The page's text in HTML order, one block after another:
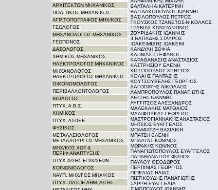
ΑΡΧITΕΚΤΩΝ ΜΗΧΑΝΙΚΟΣ
ΠΟΛΙΤΙΚΟΣ ΜΗΧΑΝΙΚΟΣ
ΑΓΡ.ΤΟΠΟΓΡΑΦΟΣ ΜΗΧ/ΚΟΣ
ΓΕΩΛΟΓΟΣ
ΜΗΧΑΝΟΛΟΓΟΣ ΜΗΧΑΝΙΚΟΣ
ΓΕΩΠΟΝΟΣ
ΔΑΣΟΛΟΓΟΣ
ΧΗΜΙΚΟΣ ΜΗΧΑΝΙΚΟΣ
ΗΛΕΚΤΡΟΛΟΓΟΣ ΜΗΧΑΝΙΚΟΣ
ΜΗΧΑΝΟΛΟΓΟΣ
ΗΛΕΚΤΡΟΛΟΓΟΣ ΜΗΧΑΝΙΚΟΣ
ΟΙΚΟΝΟΜΟΛΟΓΟΣ
ΠΕΡΙΒΑΛΛΟΝΤΟΛΟΓΟΣ
ΒΙΟΛΟΓΟΣ
ΠΤΥΧ. Α.Β.Σ.
ΧΗΜΙΚΟΣ
ΠΤΥΧ. ΑΣΟΕΕ
ΦΥΣΙΚΟΣ
ΜΕΤΑΛΛΕΙΟΛΟΓΟΣ
ΜΕΤΑΛΛΟΥΡΓΟΣ ΜΗΧΑΝΙΚΟΣ
ΜΗΧ/ΚΟΣ ΧΩΡ.&
ΠΕΡΙΦ.ΑΝΑΠΤΥΞΗΣ
ΠΤΥΧ.Δ/ΣΗΣ ΕΠΙΧ/ΣΕΩΝ
ΚΟΙΝΩΝΙΟΛΟΓΟΣ
ΝΑΥΠ. ΜΗΧ/ΓΟΣ ΜΗΧ/KΟΣ
ΠΤΥΧ. ΠΑΣΠΕ ΔΗΜ. Δ/ΣΗΣ
ΒΑΛΤΑΛΗ ΑΙΚΑΤΕΡΙΝΗ
ΒΑΣΙΛΑΚΟΠΟΥΛΟΣ ΙΩΑΝΝΗΣ
ΒΑΣΙΛΟΠΟΥΛΟΣ ΠΕΤΡΟΣ
ΓΚΟΥΣΚΟΣ ΤΖΑΝΕΤΟΣ-ΝΙΚΟΛΑΟΣ
ΓΡΑΒΙΑΣ ΚΩΝΣΤΑΝΤΙΝΟΣ
ΖΟΥΡΙΔΑΚΗΣ ΙΩΑΝΝΗΣ
ΙΓΝΑΤΙΑΔΗΣ ΣΤΑΥΡΟΣ
ΙΩΑΚΕΙΜΙΔΗΣ ΙΩΑΚΕΙΜ
ΚΑΝΔΥΛΗ ΣΟΦΙΑ
ΚΑΠΝΙΑΣ ΣΤΕΦΑΝΟΣ
ΚΑΡΑΘΑΝΑΣΗΣ ΑΝΑΣΤΑΣΙΟΣ
ΚΑΣΤΡΗΣΙΟΥ ΕΛΕΝΗ
ΚΙΣΣΟΠΟΥΛΟΣ ΧΡΗΣΤΟΣ
ΚΟΛΑΗΣ ΠΑΝΤΑΖΗΣ
ΚΟΥΤΣΟΥΒΕΛΗΣ ΓΕΩΡΓΙΟΣ
ΛΑΓΟΠΑΤΗΣ ΝΙΚΟΛΑΟΣ
ΛΑΜΠΡΟΠΟΥΛΟΣ ΠΑΝΑΓΙΩΤΗΣ
ΛΕΣΣΗΣ ΙΩΑΝΝΗΣ
ΛΥΓΓΙΤΣΟΣ ΑΛΕΞΑΝΔΡΟΣ
ΜΑΛΕΚΑΚΗΣ ΜΑΤΘΑΙΟΣ
ΜΑΛΙΦΟΥΚΑΣ ΓΕΩΡΓΙΟΣ
ΜΑΣΤΡΟΓΙΑΝΝΑΚΗΣ ΑΝΑΣΤΑΣΙΟΣ
ΜΗΤΣΙΟΣ ΕΥΑΓΓΕΛΟΣ
ΜΠΑΜΙΑΤΖΗ ΒΑΣΙΛΙΚΗ
ΜΠΑΤΣΗ ΕΛΕΝΗ
ΜΠΛΑΓΑΣ ΚΩΝ/ΝΟΣ
ΜΩΡΑΚΗΣ ΚΩΝ/ΝΟΣ
ΠΑΝΑΓΙΩΤΟΠΟΥΛΟΣ ΕΥΑΓΓΕΛΟΣ
ΠΑΠΑΘΑΝΑΣΙΟΥ ΦΩΤΙΟΣ
ΠΑΥΛΟΥ ΘΕΟΔΩΡΟΣ
ΠΕΡΠΙΝΙΑΣ ΓΕΩΡΓΙΟΣ
ΠΙΠΕΛΙΑΣ ΗΛΙΑΣ
ΠΙΣΤΙΚΟΥΔΗΣ ΠΑΝΑΓΙΩΤΗΣ
ΣΑΡΡΗ ΕΥΑΓΓΕΛΙΑ
ΣΙΜΟΠΟΥΛΟΣ ΙΩΑΝΝΗΣ